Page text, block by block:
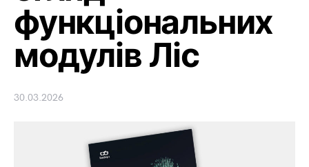
функціональних
модулів Ліс
30.03.2026